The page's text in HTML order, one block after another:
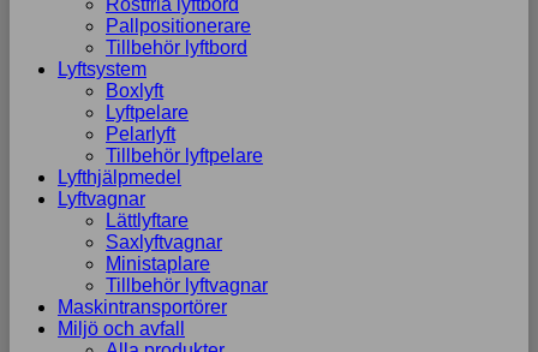
Rostfria lyftbord
Pallpositionerare
Tillbehör lyftbord
Lyftsystem
Boxlyft
Lyftpelare
Pelarlyft
Tillbehör lyftpelare
Lyfthjälpmedel
Lyftvagnar
Lättlyftare
Saxlyftvagnar
Ministaplare
Tillbehör lyftvagnar
Maskintransportörer
Miljö och avfall